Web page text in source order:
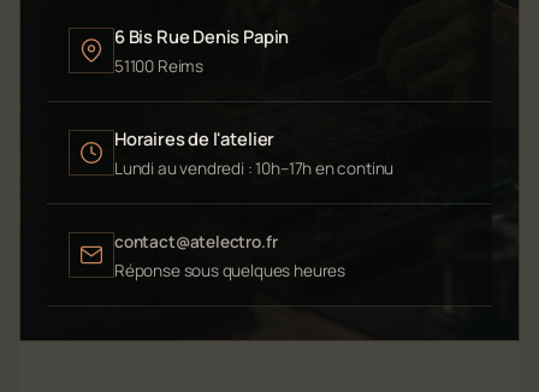
6 Bis Rue Denis Papin
51100 Reims
Horaires de l'atelier
Lundi au vendredi : 10h–17h en continu
contact@atelectro.fr
Réponse sous quelques heures